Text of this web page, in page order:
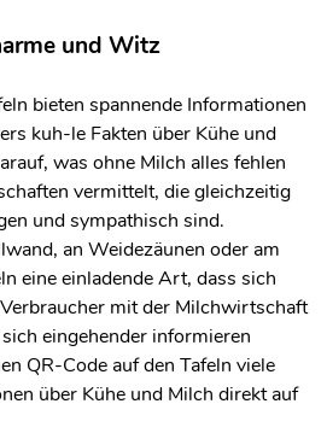
und Witz
bieten spannende Informationen
kuh-le Fakten über Kühe und
was ohne Milch alles fehlen
vermittelt, die gleichzeitig
und sympathisch sind.
an Weidezäunen oder am
eine einladende Art, dass sich
mit der Milchwirtschaft
eingehender informieren
QR-Code auf den Tafeln viele
über Kühe und Milch direkt auf